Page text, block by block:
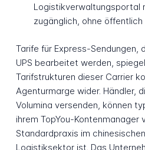
Logistikverwaltungsportal
zugänglich, ohne
Tarife für Express-Sendungen,
UPS bearbeitet werden,
Tarifstrukturen dieser Carrier
Agenturmarge wider. Händler,
Volumina versenden, können
ihrem TopYou-Kontenmanager
Standardpraxis im
Logistiksektor ist. Das